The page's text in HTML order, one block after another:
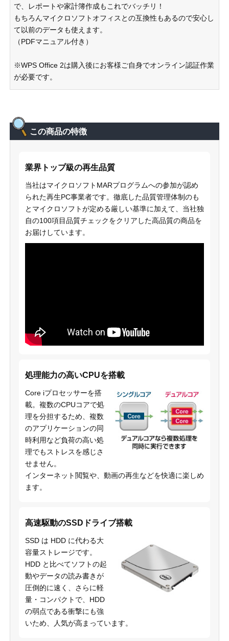
で、レポートや家計簿作成もこれでバッチリ！
もちろんマイクロソフトオフィスとの互換性もあるので安心し
て以前のデータも使えます。
（PDFマニュアル付き）
※WPS Office 2は購入後にお客様ご自身でオンライン認証作業
が必要です。
この商品の特徴
業界トップ級の再生品質
当社はマイクロソフトMARプログラムへの参加が認め
られた再生PC事業者です。徹底した品質管理体制のも
とマイクロソフトが定める厳しい基準に加えて、当社独
自の100項目品質チェックをクリアした高品質の商品を
お届けしています。
処理能力の高いCPUを搭載
Core iプロセッサーを搭
載。複数のCPUコアで処
理を分担するため、複数
のアプリケーションの同
時利用など負荷の高い処
理でもストレスを感じさ
せません。
インターネット閲覧や、動画の再生などを快適に楽しめ
ます。
高速駆動のSSDドライブ搭載
SSD は HDD に代わる大
容量ストレージです。
HDD と比べてソフトの起
動やデータの読み書きが
圧倒的に速く、さらに軽
量・コンパクトで、HDD
の弱点である衝撃にも強
いため、人気が高まっています。